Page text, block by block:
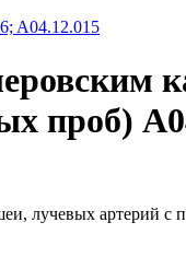
A04.12.015
проб)
лучевых артерий